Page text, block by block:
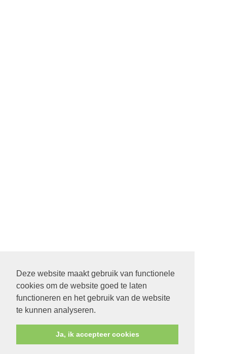
Deze website maakt gebruik van functionele
cookies om de website goed te laten
functioneren en het gebruik van de website
te kunnen analyseren.
Ja, ik accepteer cookies